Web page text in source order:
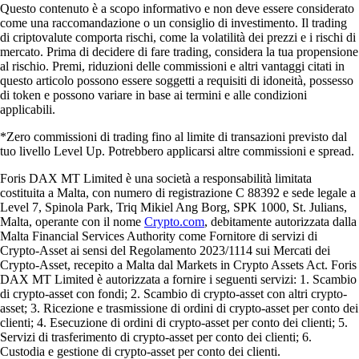
Questo contenuto è a scopo informativo e non deve essere considerato
come una raccomandazione o un consiglio di investimento. Il trading
di criptovalute comporta rischi, come la volatilità dei prezzi e i rischi di
mercato. Prima di decidere di fare trading, considera la tua propensione
al rischio. Premi, riduzioni delle commissioni e altri vantaggi citati in
questo articolo possono essere soggetti a requisiti di idoneità, possesso
di token e possono variare in base ai termini e alle condizioni
applicabili.
*Zero commissioni di trading fino al limite di transazioni previsto dal
tuo livello Level Up. Potrebbero applicarsi altre commissioni e spread.
Foris DAX MT Limited è una società a responsabilità limitata
costituita a Malta, con numero di registrazione C 88392 e sede legale a
Level 7, Spinola Park, Triq Mikiel Ang Borg, SPK 1000, St. Julians,
Malta, operante con il nome Crypto.com, debitamente autorizzata dalla
Malta Financial Services Authority come Fornitore di servizi di
Crypto-Asset ai sensi del Regolamento 2023/1114 sui Mercati dei
Crypto-Asset, recepito a Malta dal Markets in Crypto Assets Act. Foris
DAX MT Limited è autorizzata a fornire i seguenti servizi: 1. Scambio
di crypto-asset con fondi; 2. Scambio di crypto-asset con altri crypto-
asset; 3. Ricezione e trasmissione di ordini di crypto-asset per conto dei
clienti; 4. Esecuzione di ordini di crypto-asset per conto dei clienti; 5.
Servizi di trasferimento di crypto-asset per conto dei clienti; 6.
Custodia e gestione di crypto-asset per conto dei clienti.